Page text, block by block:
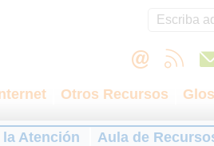
Otros Recursos
Atención
Aula de